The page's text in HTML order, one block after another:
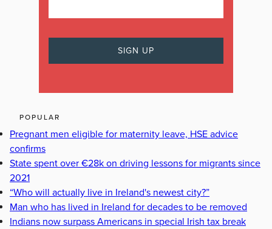
POPULAR
Pregnant men eligible for maternity leave, HSE advice
confirms
State spent over €28k on driving lessons for migrants since
2021
“Who will actually live in Ireland's newest city?”
Man who has lived in Ireland for decades to be removed
Indians now surpass Americans in special Irish tax break